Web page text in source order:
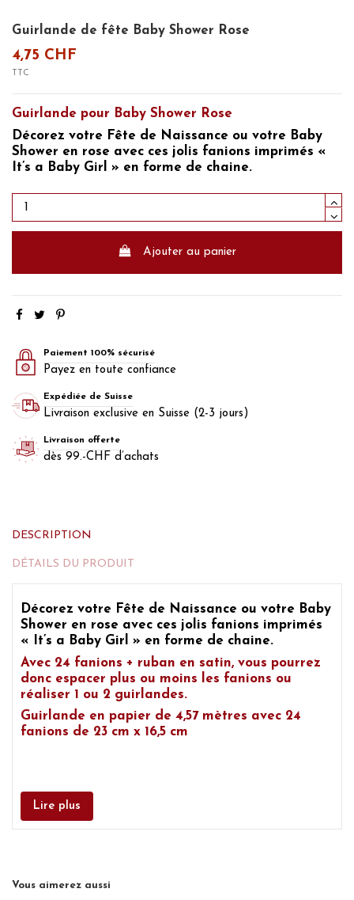
Guirlande de fête Baby Shower Rose
4,75 CHF
TTC
Guirlande pour Baby Shower Rose
Décorez votre Fête de Naissance ou votre Baby
Shower en rose avec ces jolis fanions imprimés «
It’s a Baby Girl » en forme de chaine.
Ajouter au panier
Paiement 100% sécurisé
Payez en toute confiance
Expédiée de Suisse
Livraison exclusive en Suisse (2-3 jours)
Livraison offerte
dès 99.-CHF d’achats
DESCRIPTION
DÉTAILS DU PRODUIT
Décorez votre Fête de Naissance ou votre Baby
Shower en rose avec ces jolis fanions imprimés
« It’s a Baby Girl » en forme de chaine.
Avec 24 fanions + ruban en satin, vous pourrez
donc espacer plus ou moins les fanions ou
réaliser 1 ou 2 guirlandes.
Guirlande en papier de 4,57 mètres avec 24
fanions de 23 cm x 16,5 cm
Lire plus
Vous aimerez aussi